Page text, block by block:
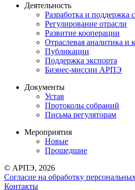
Деятельность
Разработка и поддержка
Регулирование отрасли
Развитие кооперации
Отраслевая аналитика и
Публикации
Поддержка экспорта
Бизнес-миссии АРПЭ
Документы
Устав
Протоколы собраний
Письма регуляторам
Мероприятия
Новые
Прошедшие
© АРПЭ, 2026
Согласие на обработку
Контакты